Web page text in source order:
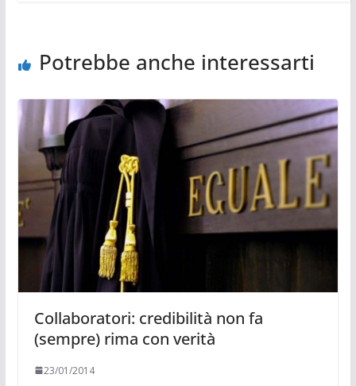
Potrebbe anche interessarti
Collaboratori: credibilità non fa
(sempre) rima con verità
23/01/2014